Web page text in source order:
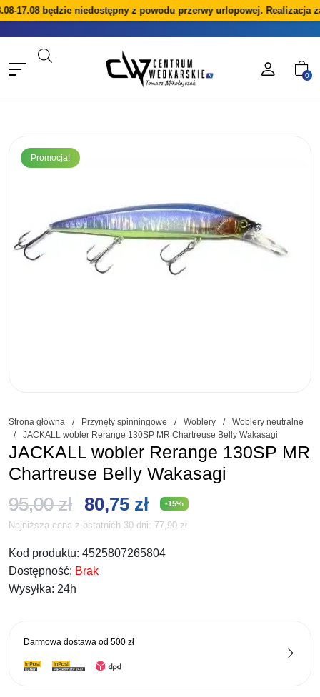
17.08 będzie niedostępny z powodu przerwy urlopowej. Realizacja
0
Promocja!
Strona główna / Przynęty spinningowe / Woblery /
Woblery neutralne
/
JACKALL wobler Rerange 130SP MR Chartreuse Belly Wakasagi
JACKALL wobler Rerange 130SP MR
Chartreuse Belly Wakasagi
95,00zł Pierwotna
cena
wynosiła:
80,75 złAktualna
cena
wynosi:
-15%
Najniższa cena z ostatnich 30 dni: 77,90 zł
Kod produktu: 4525807265804
Dostępność: Brak
Wysyłka: 24h
Darmowa dostawa od 500 zł